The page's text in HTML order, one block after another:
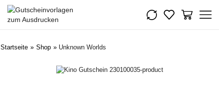
Startseite » Shop » Unknown Worlds